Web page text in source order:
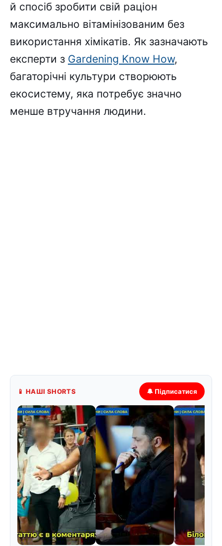
й спосіб зробити свій раціон
максимально вітамінізованим без
використання хімікатів. Як зазначають
експерти з Gardening Know How,
багаторічні культури створюють
екосистему, яка потребує значно
менше втручання людини.
📱 НАШІ SHORTS 🔔 Підписатися